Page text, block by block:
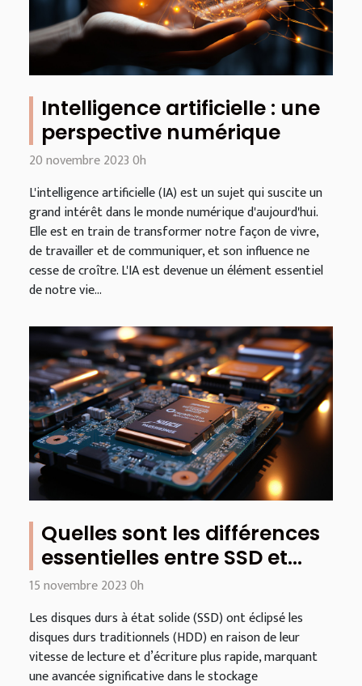
Intelligence artificielle : une
perspective numérique
20 novembre 2023 0h
L'intelligence artificielle (IA) est un sujet qui suscite un
grand intérêt dans le monde numérique d'aujourd'hui.
Elle est en train de transformer notre façon de vivre,
de travailler et de communiquer, et son influence ne
cesse de croître. L'IA est devenue un élément essentiel
de notre vie...
Quelles sont les différences
essentielles entre SSD et
NVMe ?
15 novembre 2023 0h
Les disques durs à état solide (SSD) ont éclipsé les
disques durs traditionnels (HDD) en raison de leur
vitesse de lecture et d’écriture plus rapide, marquant
une avancée significative dans le stockage